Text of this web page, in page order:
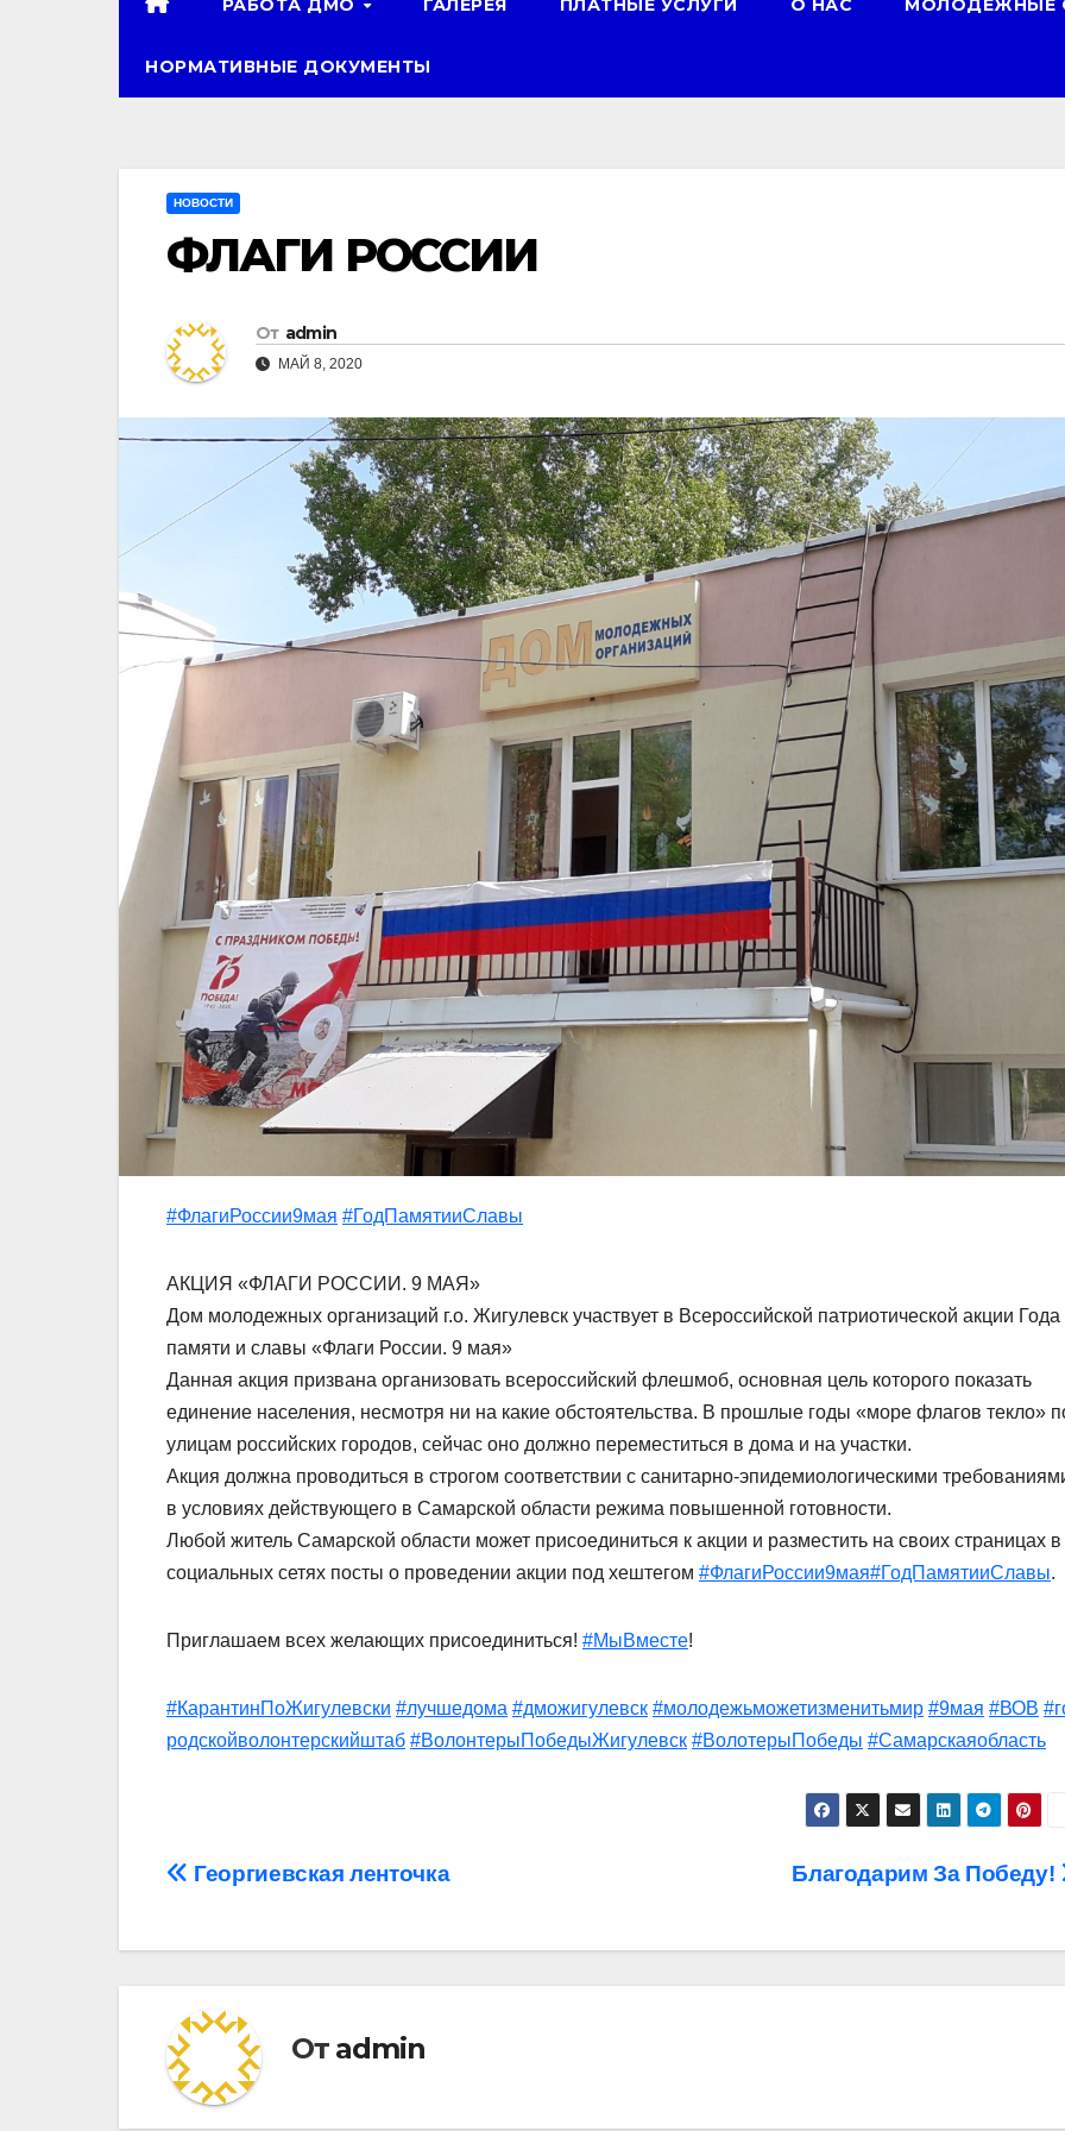
РАБОТА ДМО ГАЛЕРЕЯ ПЛАТНЫЕ УСЛУГИ О НАС МОЛОДЕЖНЫЕ
НОРМАТИВНЫЕ ДОКУМЕНТЫ
НОВОСТИ
ФЛАГИ РОССИИ
От admin
МАЙ 8, 2020
#ФлагиРоссии9мая #ГодПамятииСлавы
АКЦИЯ «ФЛАГИ РОССИИ. 9 МАЯ»
Дом молодежных организаций г.о. Жигулевск участвует в Всероссийской патриотической акции Года
памяти и славы «Флаги России. 9 мая»
Данная акция призвана организовать всероссийский флешмоб, основная цель которого показать
единение населения, несмотря ни на какие обстоятельства. В прошлые годы «море флагов текло»
улицам российских городов, сейчас оно должно переместиться в дома и на участки.
Акция должна проводиться в строгом соответствии с санитарно-эпидемиологическими
в условиях действующего в Самарской области режима повышенной готовности.
Любой житель Самарской области может присоединиться к акции и разместить на своих страницах в
социальных сетях посты о проведении акции под хештегом #ФлагиРоссии9мая#ГодПамятииСлавы.
Приглашаем всех желающих присоединиться! #МыВместе!
#КарантинПоЖигулевски #лучшедома #дможигулевск #молодежьможетизменитьмир #9мая #ВОВ
родскойволонтерскийштаб #ВолонтерыПобедыЖигулевск #ВолотерыПобеды #Самарскаяобласть
Навигация
Благодарим За Победу!
Георгиевская ленточка
От admin